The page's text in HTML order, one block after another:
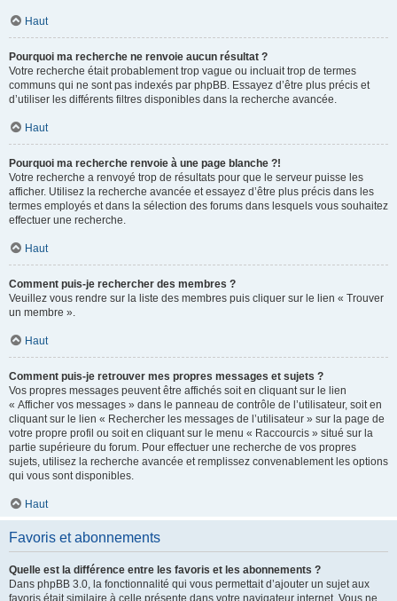
Haut
Pourquoi ma recherche ne renvoie aucun résultat ?
Votre recherche était probablement trop vague ou incluait trop de termes
communs qui ne sont pas indexés par phpBB. Essayez d’être plus précis et
d’utiliser les différents filtres disponibles dans la recherche avancée.
Haut
Pourquoi ma recherche renvoie à une page blanche ?!
Votre recherche a renvoyé trop de résultats pour que le serveur puisse les
afficher. Utilisez la recherche avancée et essayez d’être plus précis dans les
termes employés et dans la sélection des forums dans lesquels vous souhaitez
effectuer une recherche.
Haut
Comment puis-je rechercher des membres ?
Veuillez vous rendre sur la liste des membres puis cliquer sur le lien « Trouver
un membre ».
Haut
Comment puis-je retrouver mes propres messages et sujets ?
Vos propres messages peuvent être affichés soit en cliquant sur le lien
« Afficher vos messages » dans le panneau de contrôle de l’utilisateur, soit en
cliquant sur le lien « Rechercher les messages de l’utilisateur » sur la page de
votre propre profil ou soit en cliquant sur le menu « Raccourcis » situé sur la
partie supérieure du forum. Pour effectuer une recherche de vos propres
sujets, utilisez la recherche avancée et remplissez convenablement les options
qui vous sont disponibles.
Haut
Favoris et abonnements
Quelle est la différence entre les favoris et les abonnements ?
Dans phpBB 3.0, la fonctionnalité qui vous permettait d’ajouter un sujet aux
favoris était similaire à celle présente dans votre navigateur internet. Vous ne